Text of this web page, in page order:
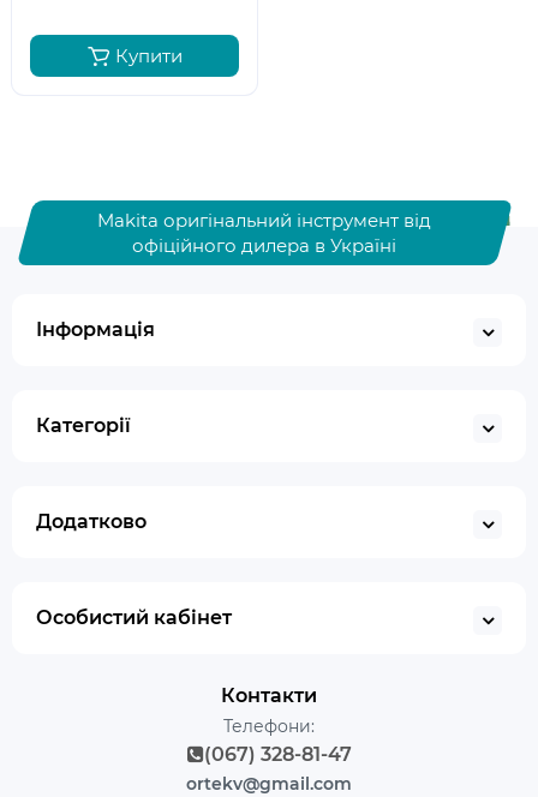
Купити
Makita оригінальний інструмент від
офіційного дилера в Україні
Інформація
Категорії
Додатково
Особистий кабінет
Контакти
Телефони:
(067) 328-81-47
ortekv@gmail.com